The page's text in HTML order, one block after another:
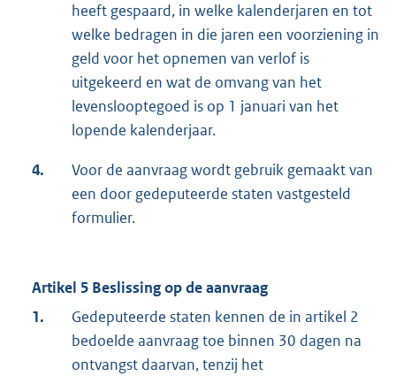
heeft gespaard, in welke kalenderjaren en tot
welke bedragen in die jaren een voorziening in
geld voor het opnemen van verlof is
uitgekeerd en wat de omvang van het
levenslooptegoed is op 1 januari van het
lopende kalenderjaar.
4.
Voor de aanvraag wordt gebruik gemaakt van
een door gedeputeerde staten vastgesteld
formulier.
Artikel 5 Beslissing op de aanvraag
1.
Gedeputeerde staten kennen de in artikel 2
bedoelde aanvraag toe binnen 30 dagen na
ontvangst daarvan, tenzij het